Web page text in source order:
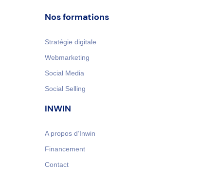
Nos formations
Stratégie digitale
Webmarketing
Social Media
Social Selling
INWIN
A propos d’Inwin
Financement
Contact